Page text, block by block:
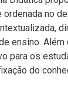
no
ensino.
para os
do